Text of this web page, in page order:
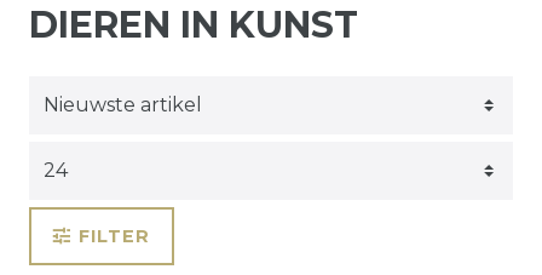
DIEREN IN KUNST
FILTER